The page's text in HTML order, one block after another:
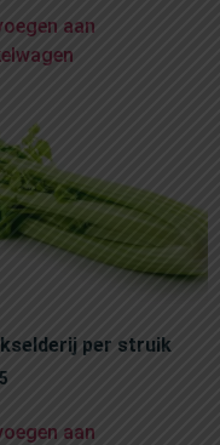
aan
per struik
aan